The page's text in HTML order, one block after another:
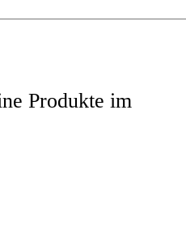
Produkte im